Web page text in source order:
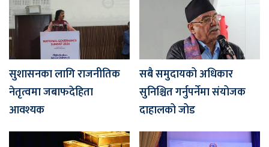
सुशासनका लागि राजनीतिक
नेतृत्वमा जबाफदेहिता
आवश्यक
सबै समुदायको अधिकार
सुनिश्चित गर्नुपर्नेमा संयोजक
दाहालको जोड